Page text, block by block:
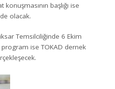
başlığı ise
olacak.
Temsilciliğinde 6 Ekim
program ise TOKAD dernek